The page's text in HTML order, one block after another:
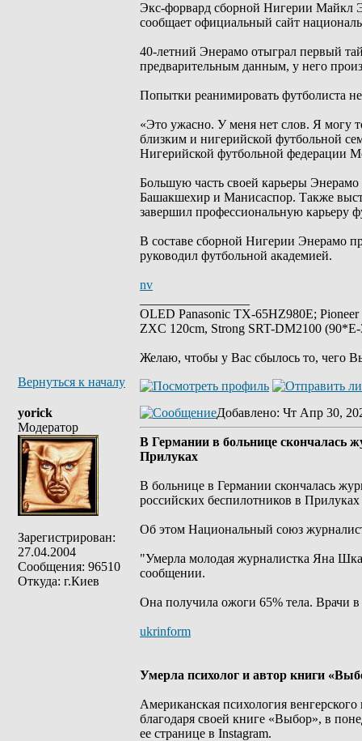
Экс-форвард сборной Нигерии Майкл
сообщает официальный сайт
40-летний Энерамо отыграл первый
предварительным данным, у него
Попытки реанимировать футболиста
«Это ужасно. У меня нет слов. Я могу
близким и нигерийской футбольной
Нигерийской футбольной федерации
Большую часть своей карьеры
Башакшехир и Манисаспор. Также
завершил профессиональную карьеру
В составе сборной Нигерии Энерамо
руководил футбольной академией.
nv
OLED Panasonic TX-65HZ980E;
ZXC 120cm, Strong SRT-DM2100
Желаю, чтобы у Вас сбылось то, чего
Вернуться к началу
yorick
Модератор
Зарегистрирован:
27.04.2004
Сообщения: 96510
Откуда: г.Киев
Добавлено: Чт Апр 30,
В Германии в больнице скончалась
Прилуках
В больнице в Германии скончалась
российских беспилотников в
Oб этом Национальный союз
"Умерла молодая журналистка Яна
сообщении.
Она получила ожоги 65% тела. Врачи
ukrinform
Умерла психолог и автор книги
Американская психология
благодаря своей книге «Выбор», в
ее странице в Instagram.